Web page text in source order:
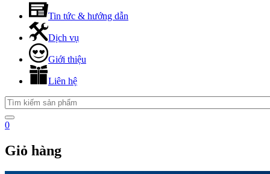
Tin tức & hướng dẫn
Dịch vụ
Giới thiệu
Liên hệ
0
Giỏ hàng